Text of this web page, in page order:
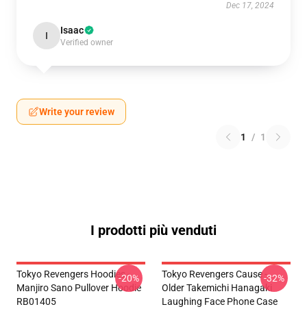
Dec 17, 2024
I Isaac
Verified owner
Write your review
1 / 1
I prodotti più venduti
Tokyo Revengers Hoodies -
Manjiro Sano Pullover Hoodie
RB01405
-20%
Tokyo Revengers Cause -
Older Takemichi Hanagaki
Laughing Face Phone Case
-32%